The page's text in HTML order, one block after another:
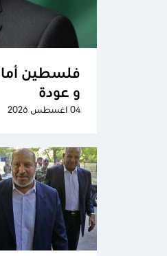
فلسطين
و عودة
04 اغسطس 2026